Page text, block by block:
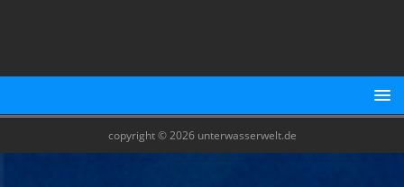
copyright © 2026 unterwasserwelt.de